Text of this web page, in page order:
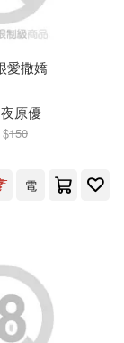
愛撒嬌
夜原優
$150
電